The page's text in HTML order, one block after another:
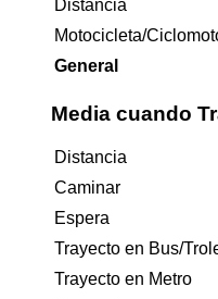
Distancia
Motocicleta/
General
Media cuando
Distancia
Caminar
Espera
Trayecto en Bus/
Trayecto en Metro